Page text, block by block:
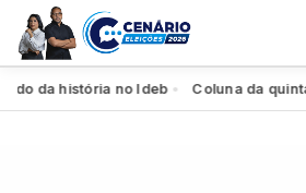
da história no Ideb● Coluna da quinta: